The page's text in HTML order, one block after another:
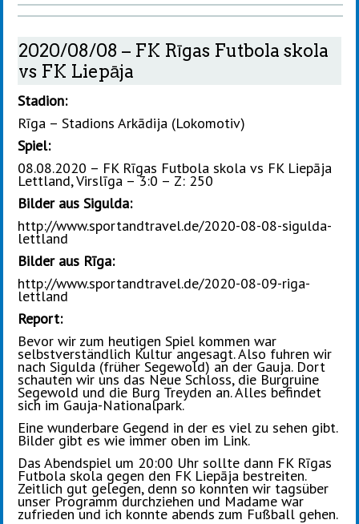
2020/08/08 – FK Rīgas Futbola skola
vs FK Liepāja
Stadion:
Rīga – Stadions Arkādija (Lokomotiv)
Spiel:
08.08.2020 – FK Rīgas Futbola skola vs FK Liepāja
Lettland, Virslīga – 3:0 – Z: 250
Bilder aus Sigulda:
http://www.sportandtravel.de/2020-08-08-sigulda-
lettland
Bilder aus Rīga:
http://www.sportandtravel.de/2020-08-09-riga-
lettland
Report:
Bevor wir zum heutigen Spiel kommen war
selbstverständlich Kultur angesagt. Also fuhren wir
nach Sigulda (früher Segewold) an der Gauja. Dort
schauten wir uns das Neue Schloss, die Burgruine
Segewold und die Burg Treyden an. Alles befindet
sich im Gauja-Nationalpark.
Eine wunderbare Gegend in der es viel zu sehen gibt.
Bilder gibt es wie immer oben im Link.
Das Abendspiel um 20:00 Uhr sollte dann FK Rīgas
Futbola skola gegen den FK Liepāja bestreiten.
Zeitlich gut gelegen, denn so konnten wir tagsüber
unser Programm durchziehen und Madame war
zufrieden und ich konnte abends zum Fußball gehen.